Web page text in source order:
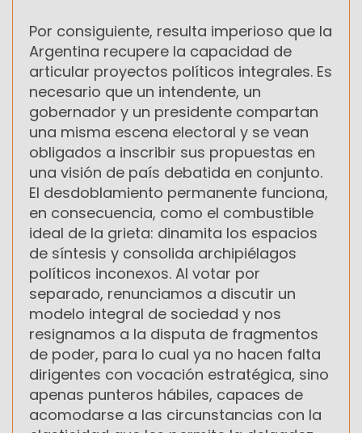
Por consiguiente, resulta imperioso que la
Argentina recupere la capacidad de
articular proyectos políticos integrales. Es
necesario que un intendente, un
gobernador y un presidente compartan
una misma escena electoral y se vean
obligados a inscribir sus propuestas en
una visión de país debatida en conjunto.
El desdoblamiento permanente funciona,
en consecuencia, como el combustible
ideal de la grieta: dinamita los espacios
de síntesis y consolida archipiélagos
políticos inconexos. Al votar por
separado, renunciamos a discutir un
modelo integral de sociedad y nos
resignamos a la disputa de fragmentos
de poder, para lo cual ya no hacen falta
dirigentes con vocación estratégica, sino
apenas punteros hábiles, capaces de
acomodarse a las circunstancias con la